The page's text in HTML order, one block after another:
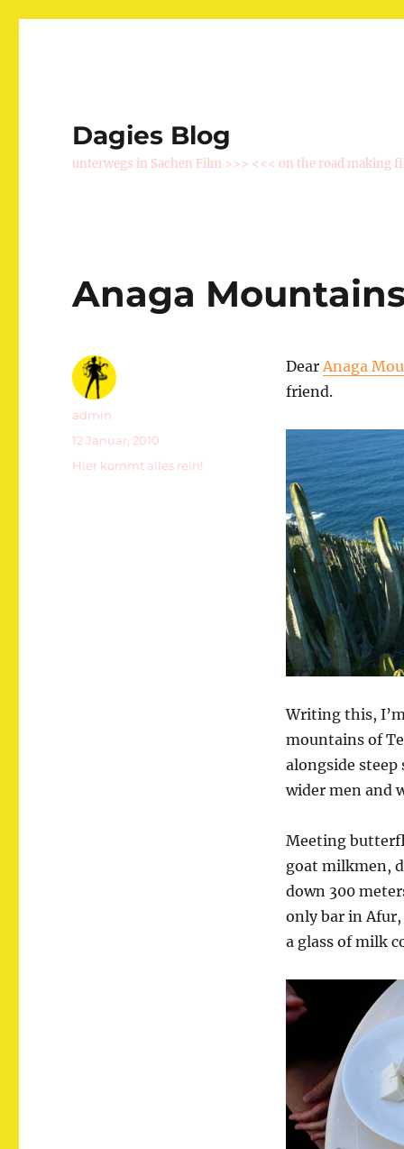
Dagies Blog
unterwegs in Sachen Film >>> <<< on the road making
Anaga
DearAnaga
friend.
Writing this,
mountains of
alongside steep
wider men and
Meeting
goat milkmen,
down 300
only bar in
a glass of milk
Autor
admin
Veröffentlicht
am
12 Januar, 2010
Kategorien
Hier kommt alles rein!